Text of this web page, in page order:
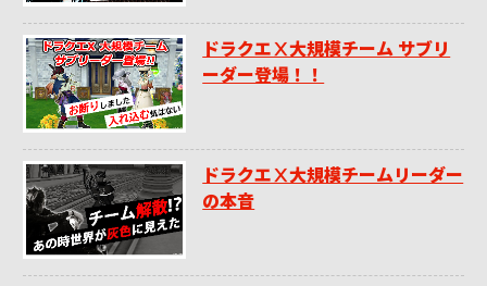
ドラクエⅩ大規模チーム サブリ
ーダー登場！！
ドラクエⅩ大規模チームリーダー
の本音